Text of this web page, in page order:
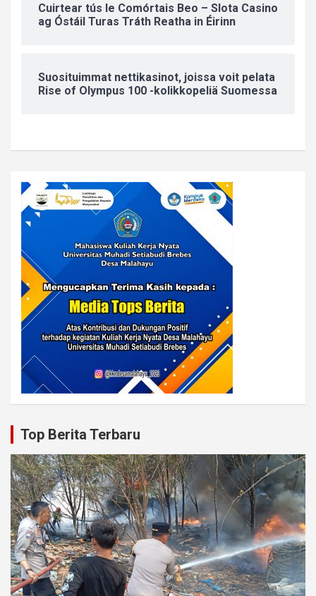
Cuirtear tús le Comórtais Beo – Slota Casino
ag Óstáil Turas Tráth Reatha in Éirinn
Suosituimmat nettikasinot, joissa voit pelata
Rise of Olympus 100 -kolikkopeliä Suomessa
Top Berita Terbaru